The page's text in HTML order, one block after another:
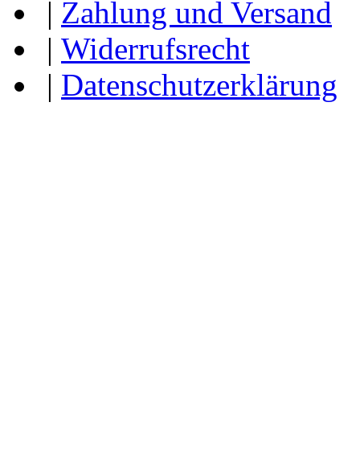
| Zahlung und Versand
| Widerrufsrecht
| Datenschutzerklärung